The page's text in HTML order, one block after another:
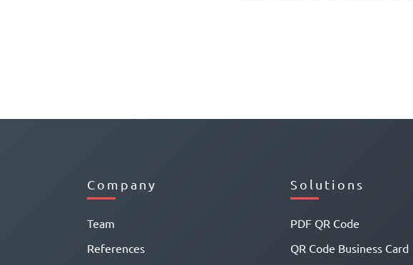
Company
Team
References
Solutions
PDF QR Code
QR Code Business Card